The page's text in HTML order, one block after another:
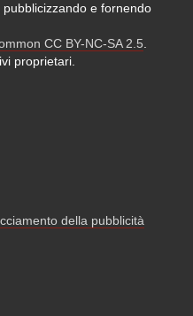
e fornendo
CC BY-NC-SA 2.5
proprietari.
della pubblicità